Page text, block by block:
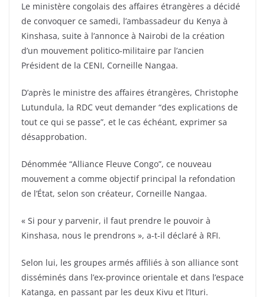
Le ministère congolais des affaires étrangères a décidé
de convoquer ce samedi, l’ambassadeur du Kenya à
Kinshasa, suite à l’annonce à Nairobi de la création
d’un mouvement politico-militaire par l’ancien
Président de la CENI, Corneille Nangaa.
D’après le ministre des affaires étrangères, Christophe
Lutundula, la RDC veut demander “des explications de
tout ce qui se passe”, et le cas échéant, exprimer sa
désapprobation.
Dénommée “Alliance Fleuve Congo”, ce nouveau
mouvement a comme objectif principal la refondation
de l’État, selon son créateur, Corneille Nangaa.
« Si pour y parvenir, il faut prendre le pouvoir à
Kinshasa, nous le prendrons », a-t-il déclaré à RFI.
Selon lui, les groupes armés affiliés à son alliance sont
disséminés dans l’ex-province orientale et dans l’espace
Katanga, en passant par les deux Kivu et l’Ituri.